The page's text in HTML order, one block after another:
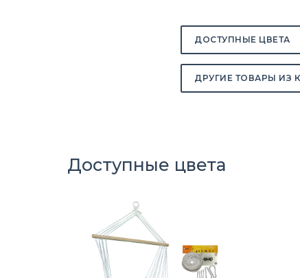
ДОСТУПНЫЕ ЦВЕТА
ДРУГИЕ ТОВАРЫ ИЗ
Доступные цвета